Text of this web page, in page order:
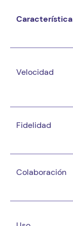
Característica
Velocidad
Fidelidad
Colaboración